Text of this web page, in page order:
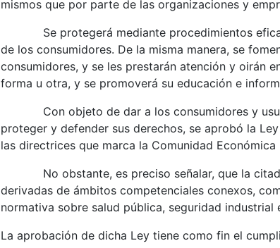
mismos que por parte de las organizaciones y
Se protegerá mediante procedimientos
de los consumidores. De la misma manera, se
consumidores, y se les prestarán atención y oirán
forma u otra, y se promoverá su educación e
Con objeto de dar a los consumidores y
proteger y defender sus derechos, se aprobó la
las directrices que marca la Comunidad Económica
No obstante, es preciso señalar, que la citada
derivadas de ámbitos competenciales conexos,
normativa sobre salud pública, seguridad industrial
La aprobación de dicha Ley tiene como fin el